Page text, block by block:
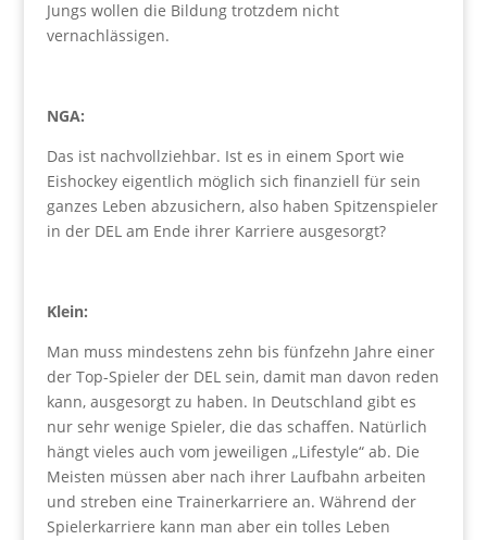
Jungs wollen die Bildung trotzdem nicht
vernachlässigen.
NGA:
Das ist nachvollziehbar. Ist es in einem Sport wie
Eishockey eigentlich möglich sich finanziell für sein
ganzes Leben abzusichern, also haben Spitzenspieler
in der DEL am Ende ihrer Karriere ausgesorgt?
Klein:
Man muss mindestens zehn bis fünfzehn Jahre einer
der Top-Spieler der DEL sein, damit man davon reden
kann, ausgesorgt zu haben. In Deutschland gibt es
nur sehr wenige Spieler, die das schaffen. Natürlich
hängt vieles auch vom jeweiligen „Lifestyle“ ab. Die
Meisten müssen aber nach ihrer Laufbahn arbeiten
und streben eine Trainerkarriere an. Während der
Spielerkarriere kann man aber ein tolles Leben